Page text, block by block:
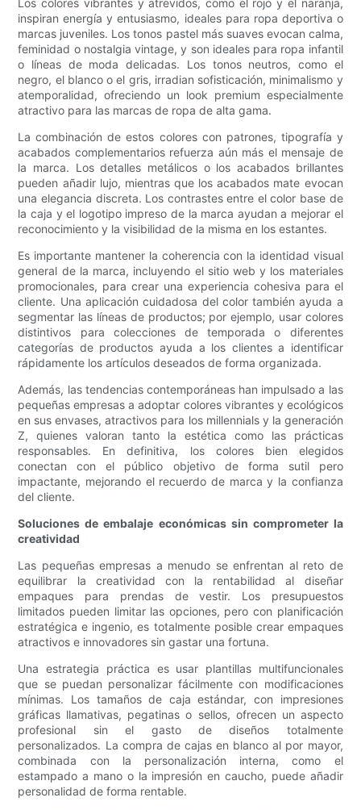
Los colores vibrantes y atrevidos, como el rojo y el naranja,
inspiran energía y entusiasmo, ideales para ropa deportiva o
marcas juveniles. Los tonos pastel más suaves evocan calma,
feminidad o nostalgia vintage, y son ideales para ropa infantil
o líneas de moda delicadas. Los tonos neutros, como el
negro, el blanco o el gris, irradian sofisticación, minimalismo y
atemporalidad, ofreciendo un look premium especialmente
atractivo para las marcas de ropa de alta gama.
La combinación de estos colores con patrones, tipografía y
acabados complementarios refuerza aún más el mensaje de
la marca. Los detalles metálicos o los acabados brillantes
pueden añadir lujo, mientras que los acabados mate evocan
una elegancia discreta. Los contrastes entre el color base de
la caja y el logotipo impreso de la marca ayudan a mejorar el
reconocimiento y la visibilidad de la misma en los estantes.
Es importante mantener la coherencia con la identidad visual
general de la marca, incluyendo el sitio web y los materiales
promocionales, para crear una experiencia cohesiva para el
cliente. Una aplicación cuidadosa del color también ayuda a
segmentar las líneas de productos; por ejemplo, usar colores
distintivos para colecciones de temporada o diferentes
categorías de productos ayuda a los clientes a identificar
rápidamente los artículos deseados de forma organizada.
Además, las tendencias contemporáneas han impulsado a las
pequeñas empresas a adoptar colores vibrantes y ecológicos
en sus envases, atractivos para los millennials y la generación
Z, quienes valoran tanto la estética como las prácticas
responsables. En definitiva, los colores bien elegidos
conectan con el público objetivo de forma sutil pero
impactante, mejorando el recuerdo de marca y la confianza
del cliente.
Soluciones de embalaje económicas sin comprometer la
creatividad
Las pequeñas empresas a menudo se enfrentan al reto de
equilibrar la creatividad con la rentabilidad al diseñar
empaques para prendas de vestir. Los presupuestos
limitados pueden limitar las opciones, pero con planificación
estratégica e ingenio, es totalmente posible crear empaques
atractivos e innovadores sin gastar una fortuna.
Una estrategia práctica es usar plantillas multifuncionales
que se puedan personalizar fácilmente con modificaciones
mínimas. Los tamaños de caja estándar, con impresiones
gráficas llamativas, pegatinas o sellos, ofrecen un aspecto
profesional sin el gasto de diseños totalmente
personalizados. La compra de cajas en blanco al por mayor,
combinada con la personalización interna, como el
estampado a mano o la impresión en caucho, puede añadir
personalidad de forma rentable.